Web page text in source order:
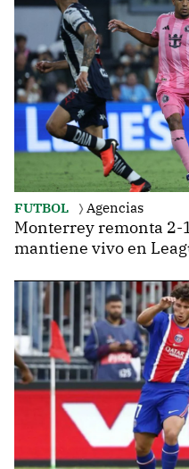
FUTBOL Agencias
Monterrey remonta 2-
mantiene vivo en